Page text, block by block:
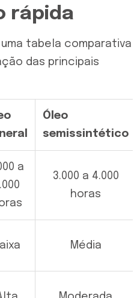
rápida
tabela comparativa
das principais
Óleo
semissintético
a
3.000 a 4.000
horas
Média